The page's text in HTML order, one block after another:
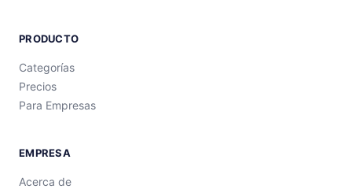
PRODUCTO
Categorías
Precios
Para Empresas
EMPRESA
Acerca de